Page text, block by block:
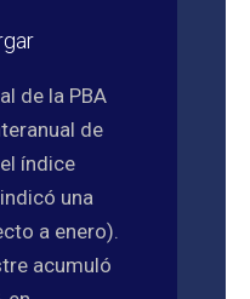
de la PBA
de
índice
una
a enero).
acumuló